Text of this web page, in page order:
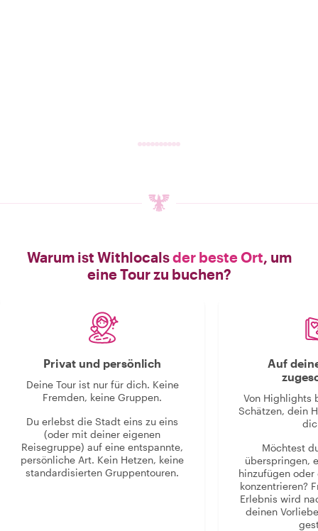
Warum ist Withlocalsder beste Ort, um
eine Tour zu buchen?
Privat und persönlich
Deine Tour ist nur für dich. Keine
Fremden, keine Gruppen.
Du erlebst die Stadt eins zu eins
(oder mit deiner eigenen
Reisegruppe) auf eine entspannte,
persönliche Art. Kein Hetzen, keine
standardisierten Gruppentouren.
Auf
Von Highlights
Schätzen, dein
Möchtest
überspringen,
hinzufügen
konzentrieren?
Erlebnis wird
deinen